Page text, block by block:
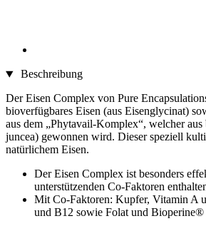
Beschreibung
Der Eisen Complex von Pure
bioverfügbares Eisen (aus Eisenglycinat)
aus dem „Phytavail-Komplex“, welcher aus
juncea) gewonnen wird. Dieser speziell
natürlichem Eisen.
Der Eisen Complex ist besonders
unterstützenden Co-Faktoren
Mit Co-Faktoren: Kupfer, Vitamin A
und B12 sowie Folat und Bioperine®